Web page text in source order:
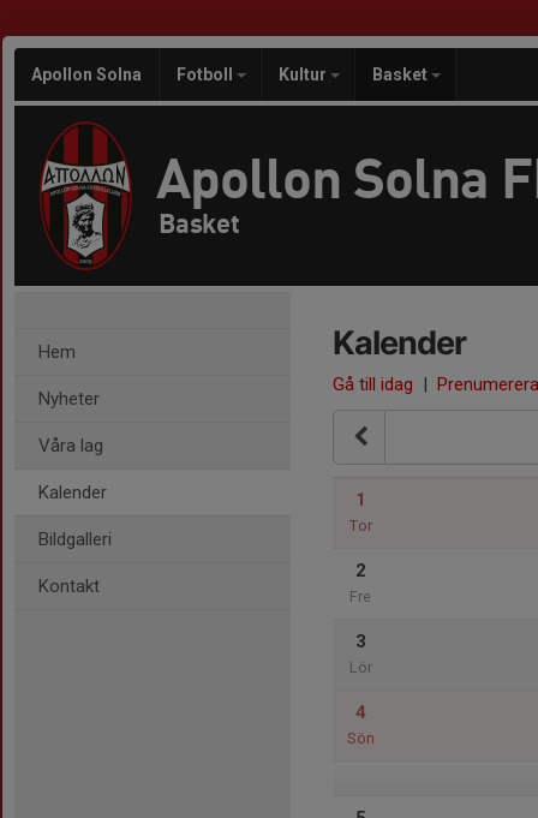
Apollon Solna Fotboll Kultur Basket
Apollon Solna
Basket
Hem
Nyheter
Våra lag
Kalender
Bildgalleri
Kontakt
Kalender
Gå till idag | Prenumerera
1
Tor
2
Fre
3
Lör
4
Sön